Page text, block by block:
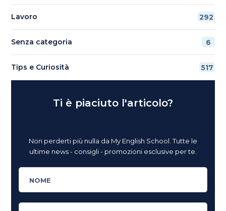
Lavoro 292
Senza categoria 6
Tips e Curiosità 517
Ti è piaciuto l'articolo?
Non perderti più nulla da My English School. Tutte le
ultime news - consigli - promozioni esclusive per te.